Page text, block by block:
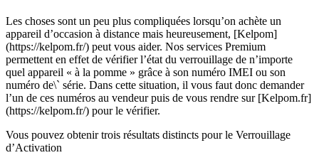
Les choses sont un peu plus compliquées lorsqu’on achète un
appareil d’occasion à distance mais heureusement, [Kelpom]
(https://kelpom.fr/) peut vous aider. Nos services Premium
permettent en effet de vérifier l’état du verrouillage de n’importe
quel appareil « à la pomme » grâce à son numéro IMEI ou son
numéro de\` série. Dans cette situation, il vous faut donc demander
l’un de ces numéros au vendeur puis de vous rendre sur [Kelpom.fr]
(https://kelpom.fr/) pour le vérifier.
Vous pouvez obtenir trois résultats distincts pour le Verrouillage
d’Activation